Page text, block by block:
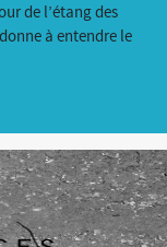
de l’étang des
à entendre le